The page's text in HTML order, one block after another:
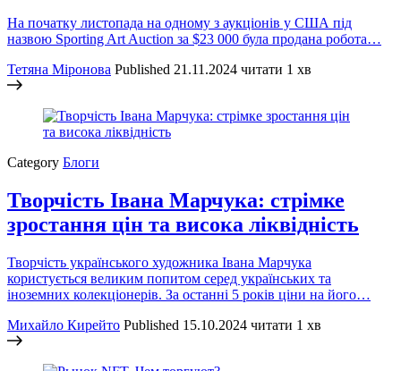
На початку листопада на одному з аукціонів у США під
назвою Sporting Art Auction за $23 000 була продана робота…
Тетяна Міронова Published 21.11.2024 читати 1 хв
Category Блоги
Творчість Івана Марчука: стрімке
зростання цін та висока ліквідність
Творчість українського художника Івана Марчука
користується великим попитом серед українських та
іноземних колекціонерів. За останні 5 років ціни на його…
Михайло Кирейто Published 15.10.2024 читати 1 хв